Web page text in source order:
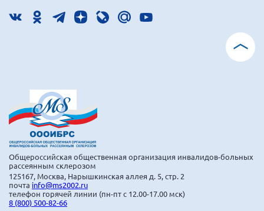
Общероссийская общественная организация инвалидов-больных
рассеянным склерозом
125167, Москва, Нарышкинская аллея д. 5, стр. 2
почта info@ms2002.ru
телефон горячей линии (пн-пт с 12.00-17.00 мск)
8 (800) 500-82-66